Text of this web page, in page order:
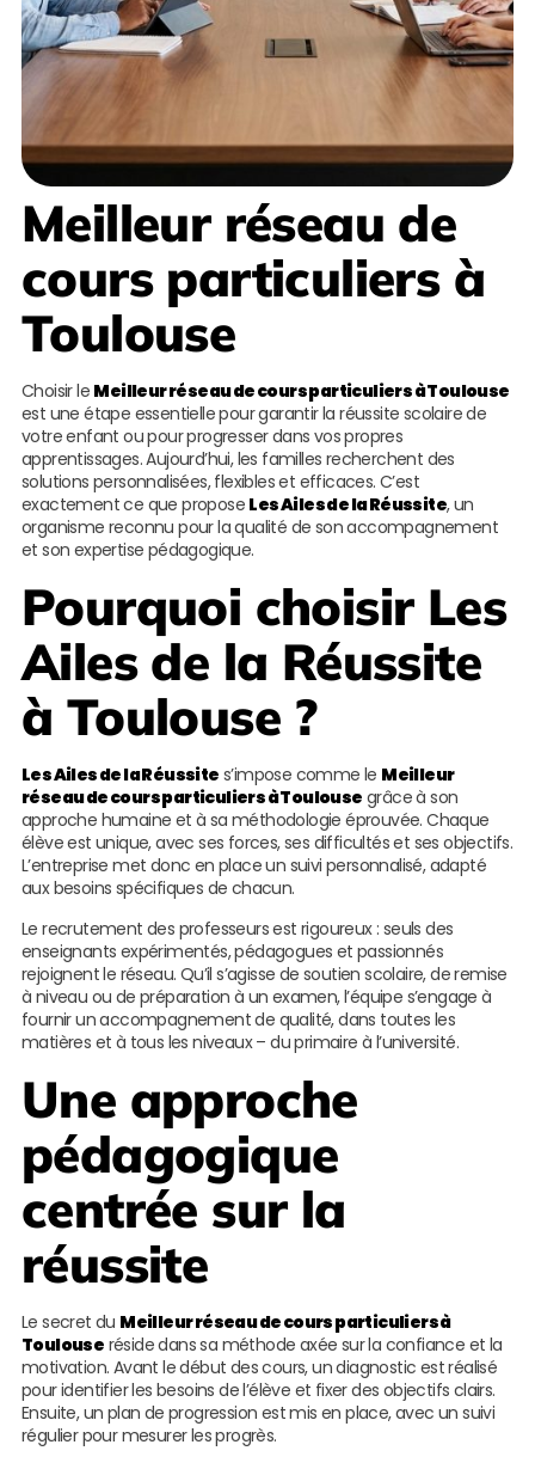
Meilleur réseau de
cours particuliers à
Toulouse
Choisir le Meilleur réseau de cours particuliers à Toulouse
est une étape essentielle pour garantir la réussite scolaire de
votre enfant ou pour progresser dans vos propres
apprentissages. Aujourd’hui, les familles recherchent des
solutions personnalisées, flexibles et efficaces. C’est
exactement ce que propose Les Ailes de la Réussite, un
organisme reconnu pour la qualité de son accompagnement
et son expertise pédagogique.
Pourquoi choisir Les
Ailes de la Réussite
à Toulouse ?
Les Ailes de la Réussite s’impose comme le Meilleur
réseau de cours particuliers à Toulouse grâce à son
approche humaine et à sa méthodologie éprouvée. Chaque
élève est unique, avec ses forces, ses difficultés et ses objectifs.
L’entreprise met donc en place un suivi personnalisé, adapté
aux besoins spécifiques de chacun.
Le recrutement des professeurs est rigoureux : seuls des
enseignants expérimentés, pédagogues et passionnés
rejoignent le réseau. Qu’il s’agisse de soutien scolaire, de remise
à niveau ou de préparation à un examen, l’équipe s’engage à
fournir un accompagnement de qualité, dans toutes les
matières et à tous les niveaux – du primaire à l’université.
Une approche
pédagogique
centrée sur la
réussite
Le secret du Meilleur réseau de cours particuliers à
Toulouse réside dans sa méthode axée sur la confiance et la
motivation. Avant le début des cours, un diagnostic est réalisé
pour identifier les besoins de l’élève et fixer des objectifs clairs.
Ensuite, un plan de progression est mis en place, avec un suivi
régulier pour mesurer les progrès.